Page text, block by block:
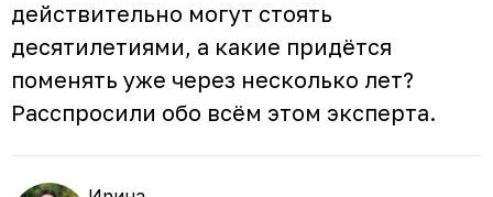
действительно могут стоять
десятилетиями, а какие придётся
поменять уже через несколько лет?
Расспросили обо всём этом эксперта.